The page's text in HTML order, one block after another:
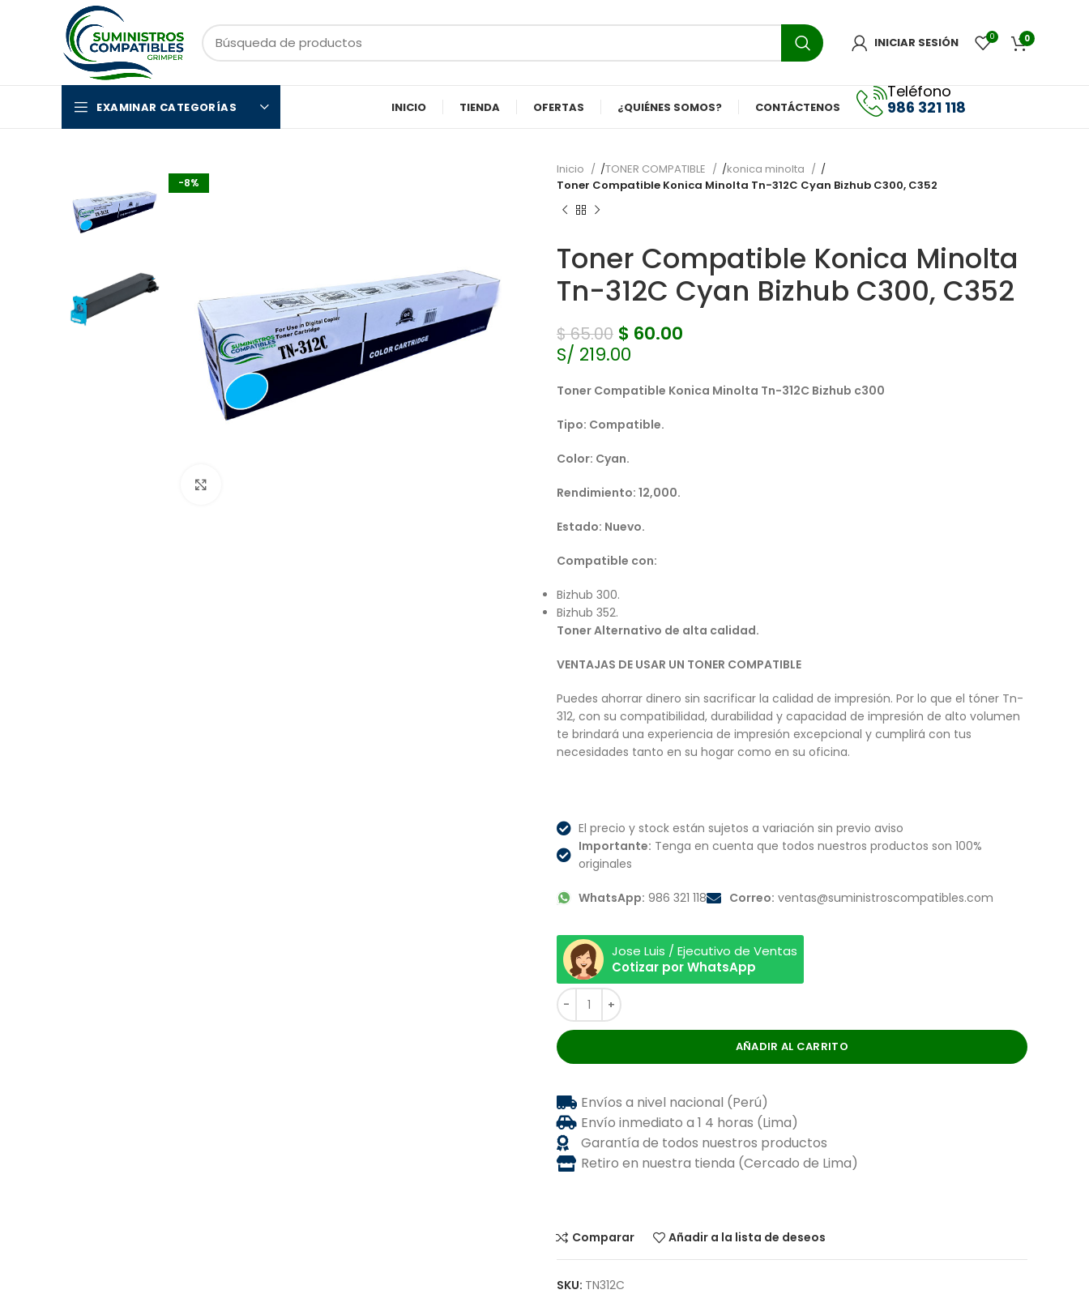
INICIAR SESIÓN 0 0
EXAMINAR CATEGORÍAS INICIO TIENDA OFERTAS ¿QUIÉNES SOMOS? CONTÁCTENOS
Teléfono
986 321 118
-8%
Inicio TONER COMPATIBLE
konica minolta
Toner Compatible Konica Minolta Tn-312C Cyan Bizhub C300, C352
Toner Compatible Konica Minolta
Tn-312C Cyan Bizhub C300, C352
$65.00 $ 60.00
S/ 219.00
Toner Compatible Konica Minolta Tn-312C Bizhub c300
Tipo: Compatible.
Color: Cyan.
Rendimiento: 12,000.
Estado: Nuevo.
Compatible con:
Bizhub 300.
Bizhub 352.
Toner Alternativo de alta calidad.
VENTAJAS DE USAR UN TONER COMPATIBLE
Puedes ahorrar dinero sin sacrificar la calidad de impresión. Por lo que el tóner Tn-
312, con su compatibilidad, durabilidad y capacidad de impresión de alto volumen
te brindará una experiencia de impresión excepcional y cumplirá con tus
necesidades tanto en su hogar como en su oficina.
El precio y stock están sujetos a variación sin previo aviso
Importante: Tenga en cuenta que todos nuestros productos son 100%
originales
WhatsApp: 986 321 118 Correo: ventas@suministroscompatibles.com
Jose Luis / Ejecutivo de Ventas
Cotizar por WhatsApp
AÑADIR AL CARRITO
Envíos a nivel nacional (Perú)
Envío inmediato a 1 4 horas (Lima)
Garantía de todos nuestros productos
Retiro en nuestra tienda (Cercado de Lima)
Comparar Añadir a la lista de deseos
SKU: TN312C